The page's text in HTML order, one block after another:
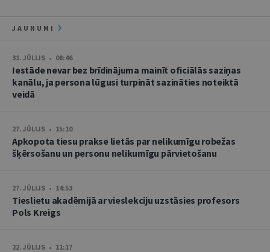
JAUNUMI
31. JŪLIJS • 08:46
Iestāde nevar bez brīdinājuma mainīt oficiālās saziņas
kanālu, ja persona lūgusi turpināt sazināties noteiktā
veidā
27. JŪLIJS • 15:10
Apkopota tiesu prakse lietās par nelikumīgu robežas
šķērsošanu un personu nelikumīgu pārvietošanu
27. JŪLIJS • 14:53
Tieslietu akadēmijā ar vieslekciju uzstāsies profesors
Pols Kreigs
22. JŪLIJS • 11:17